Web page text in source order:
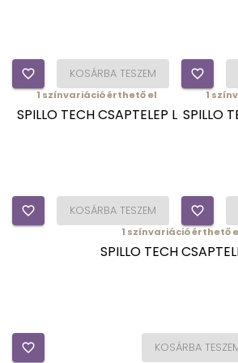
favorite_border KOSÁRBA TESZEM favorite_border
1 színvariáció érthető el
SPILLO TECH CSAPTELEP L
favorite_border KOSÁRBA TESZEM
1
SPILLO
favorite_border
1 színvariáció érthető
SPILLO TECH
favorite_border KOSÁRBA